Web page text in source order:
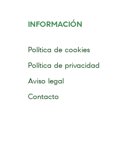
INFORMACIÓN
Política de cookies
Política de privacidad
Aviso legal
Contacto